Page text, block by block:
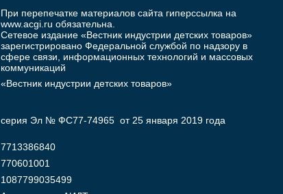
При перепечатке материалов сайта гиперссылка на
www.acgi.ru обязательна.
Сетевое издание «Вестник индустрии детских товаров»
зарегистрировано Федеральной службой по надзору в
сфере связи, информационных технологий и массовых
коммуникаций
«Вестник индустрии детских товаров»
серия Эл № ФС77-74965 от 25 января 2019 года
7713386840
770601001
1087799035499